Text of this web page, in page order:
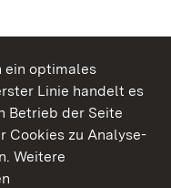
ein optimales
Linie handelt es
Betrieb der Seite
Cookies zu Analyse-
Weitere